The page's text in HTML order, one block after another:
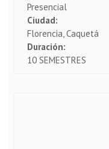
Presencial
Ciudad:
Florencia, Caquetá
Duración:
10 SEMESTRES